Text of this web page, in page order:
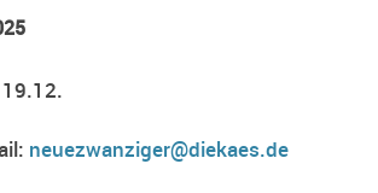
neuezwanziger@diekaes.de